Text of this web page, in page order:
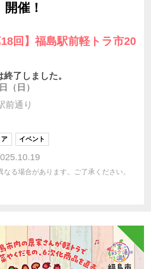
催！
18回】福島駅前軽トラ市20
了しました。
（日）
前通り
イベント
る場合があります。ご了承ください。